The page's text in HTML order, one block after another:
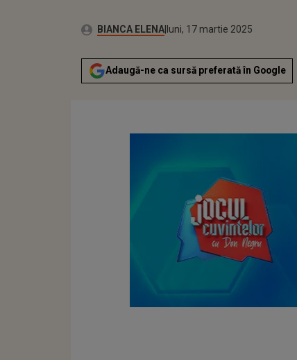
Autor:BIANCA ELENA Publicat:
luni, 17 martie 2025
Adaugă-ne ca sursă preferată în Google